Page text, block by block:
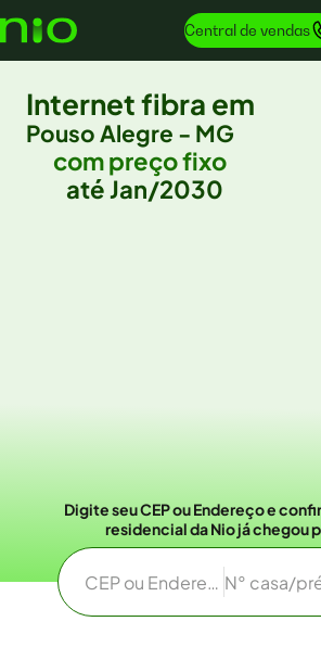
Central de vendas
Internet fibra em
Pouso Alegre - MG
com preço fixo
até Jan/2030
Digite seu CEP ou Endereço e
residencial da Nio já chegou
CEP ou EndereçoN° casa/